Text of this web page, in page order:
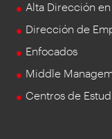
Alta Dirección
Dirección de
Enfocados
Middle
Centros de